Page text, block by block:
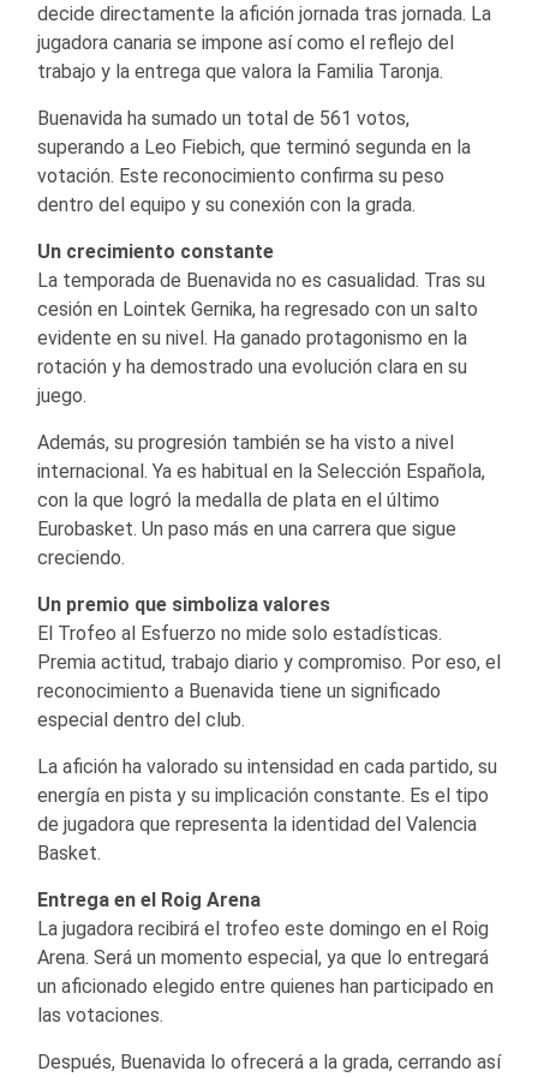
decide directamente la afición jornada tras jornada. La
jugadora canaria se impone así como el reflejo del
trabajo y la entrega que valora la Familia Taronja.
Buenavida ha sumado un total de 561 votos,
superando a Leo Fiebich, que terminó segunda en la
votación. Este reconocimiento confirma su peso
dentro del equipo y su conexión con la grada.
Un crecimiento constante
La temporada de Buenavida no es casualidad. Tras su
cesión en Lointek Gernika, ha regresado con un salto
evidente en su nivel. Ha ganado protagonismo en la
rotación y ha demostrado una evolución clara en su
juego.
Además, su progresión también se ha visto a nivel
internacional. Ya es habitual en la Selección Española,
con la que logró la medalla de plata en el último
Eurobasket. Un paso más en una carrera que sigue
creciendo.
Un premio que simboliza valores
El Trofeo al Esfuerzo no mide solo estadísticas.
Premia actitud, trabajo diario y compromiso. Por eso, el
reconocimiento a Buenavida tiene un significado
especial dentro del club.
La afición ha valorado su intensidad en cada partido, su
energía en pista y su implicación constante. Es el tipo
de jugadora que representa la identidad del Valencia
Basket.
Entrega en el Roig Arena
La jugadora recibirá el trofeo este domingo en el Roig
Arena. Será un momento especial, ya que lo entregará
un aficionado elegido entre quienes han participado en
las votaciones.
Después, Buenavida lo ofrecerá a la grada, cerrando así